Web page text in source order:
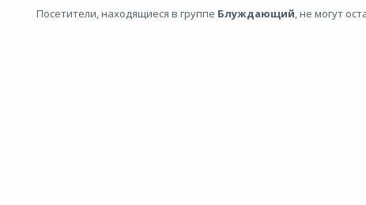
Посетители, находящиеся в группе Блуждающий, не могут